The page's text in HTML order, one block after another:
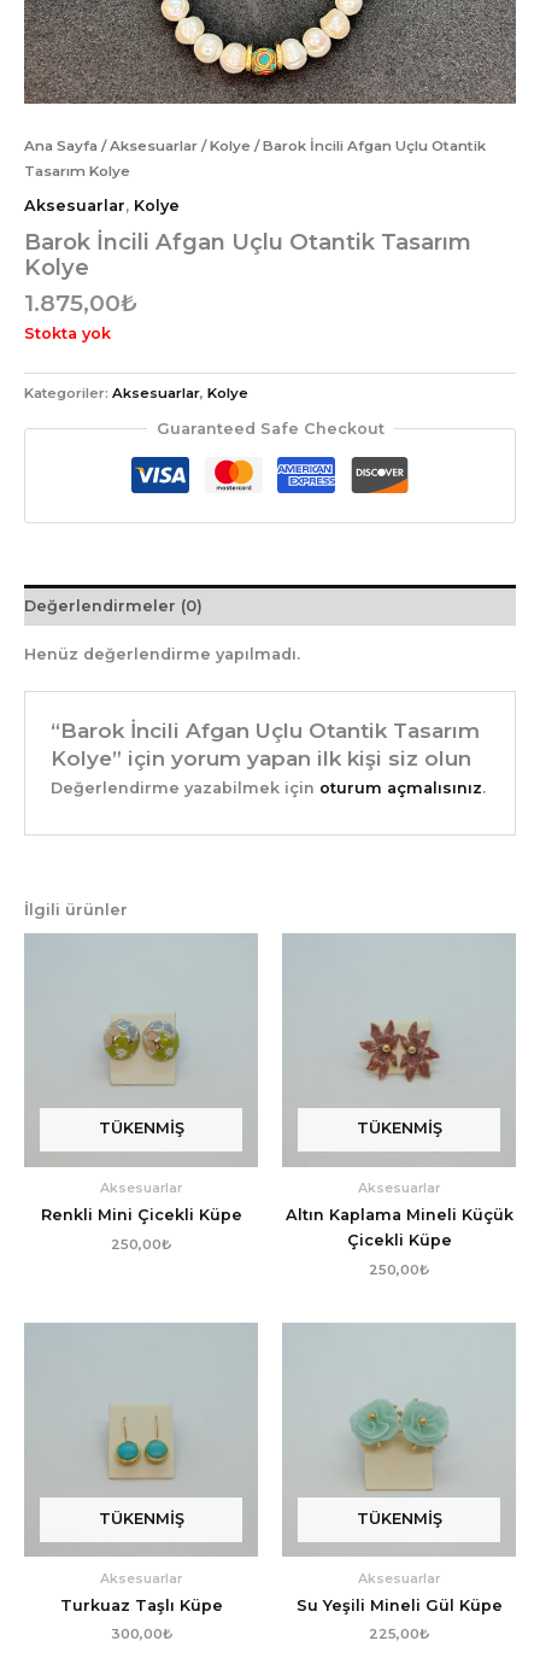
Ana Sayfa /Aksesuarlar /Kolye / Barok İncili Afgan Uçlu Otantik
Tasarım Kolye
Aksesuarlar, Kolye
Barok İncili Afgan Uçlu Otantik Tasarım
Kolye
1.875,00₺
Stokta yok
Kategoriler: Aksesuarlar, Kolye
Guaranteed Safe Checkout
Değerlendirmeler (0)
Henüz değerlendirme yapılmadı.
“Barok İncili Afgan Uçlu Otantik Tasarım
Kolye” için yorum yapan ilk kişi siz olun
Değerlendirme yazabilmek için oturum açmalısınız.
İlgili ürünler
TÜKENMIŞ
Aksesuarlar
Renkli Mini Çicekli Küpe
250,00₺
TÜKENMIŞ
Aksesuarlar
Altın Kaplama Mineli Küçük
Çicekli Küpe
250,00₺
TÜKENMIŞ
Aksesuarlar
Turkuaz Taşlı Küpe
300,00₺
TÜKENMIŞ
Aksesuarlar
Su Yeşili Mineli Gül Küpe
225,00₺